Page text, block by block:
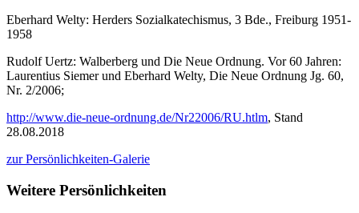
Eberhard Welty: Herders Sozialkatechismus, 3 Bde., Freiburg 1951-
1958
Rudolf Uertz: Walberberg und Die Neue Ordnung. Vor 60 Jahren:
Laurentius Siemer und Eberhard Welty, Die Neue Ordnung Jg. 60,
Nr. 2/2006;
http://www.die-neue-ordnung.de/Nr22006/RU.htlm, Stand
28.08.2018
zur Persönlichkeiten-Galerie
Weitere Persönlichkeiten